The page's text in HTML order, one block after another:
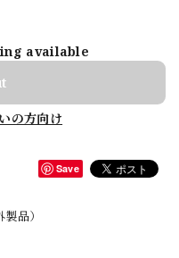
available
の方向け
Save
品）